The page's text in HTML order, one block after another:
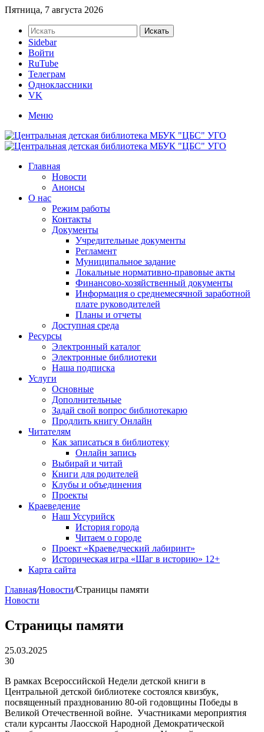
Пятница, 7 августа 2026
Искать
Sidebar
Войти
RuTube
Телеграм
Одноклассники
VK
Меню
Главная
Новости
Анонсы
О нас
Режим работы
Контакты
Документы
Учредительные документы
Регламент
Муниципальное задание
Локальные нормативно-правовые акты
Финансово-хозяйственный документы
Информация о среднемесячной заработной
плате руководителей
Планы и отчеты
Доступная среда
Ресурсы
Электронный каталог
Электронные библиотеки
Наша подписка
Услуги
Основные
Дополнительные
Задай свой вопрос библиотекарю
Продлить книгу Онлайн
Читателям
Как записаться в библиотеку
Онлайн запись
Выбирай и читай
Книги для родителей
Клубы и объединения
Проекты
Краеведение
Наш Уссурийск
История города
Читаем о городе
Проект «Краеведческий лабиринт»
Историческая игра «Шаг в историю» 12+
Карта сайта
Главная/Новости/Страницы памяти
Новости
Страницы памяти
25.03.2025
30
В рамках Всероссийской Недели детской книги в
Центральной детской библиотеке состоялся квизбук,
посвященный празднованию 80-ой годовщины Победы в
Великой Отечественной войне. Участниками мероприятия
стали курсанты Лаосской Народной Демократической